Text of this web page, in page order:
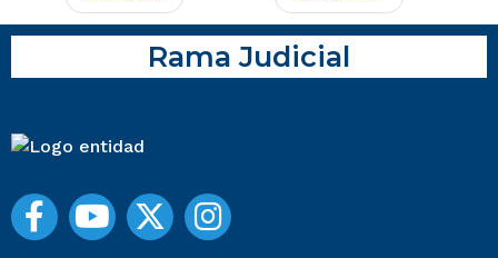
Rama Judicial